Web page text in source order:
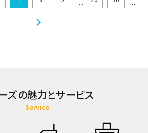
... ...
ズの魅力とサービス
Service